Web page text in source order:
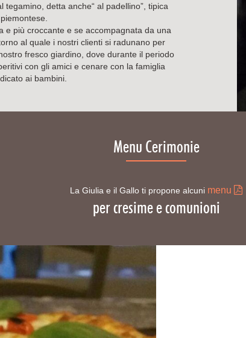
detta anche“ al padellino”, tipica
e più croccante e se accompagnata da una
al quale i nostri clienti si radunano per
fresco giardino, dove durante il periodo
con gli amici e cenare con la famiglia
ai bambini.
Menu Cerimonie
La Giulia e il Gallo ti propone alcuni menu
per cresime e comunioni